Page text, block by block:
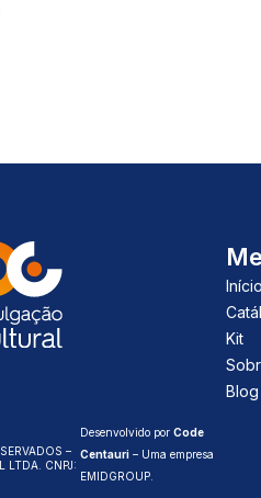
Kit
Blog
–
LTDA. CNPJ:
Desenvolvido por Code
Centauri– Uma empresa
EMIDGROUP.